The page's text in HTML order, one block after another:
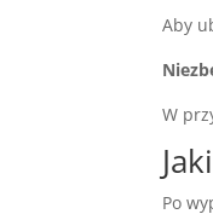
Aby
W
Po